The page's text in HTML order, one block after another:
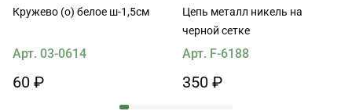
Кружево (о) белое ш-1,5см
Арт. 03-0614
60 ₽
Цепь металл никель на
черной сетке
Арт. F-6188
350 ₽